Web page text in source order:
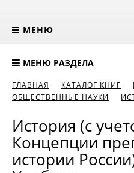
МЕНЮ
МЕНЮ РАЗДЕЛА
ГЛАВНАЯ КАТАЛОГ КНИГ
ОБЩЕСТВЕННЫЕ НАУКИ
История (с
Концепции
истории